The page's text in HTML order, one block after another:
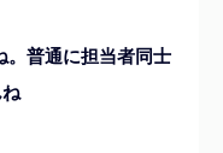
。普通に担当者同士